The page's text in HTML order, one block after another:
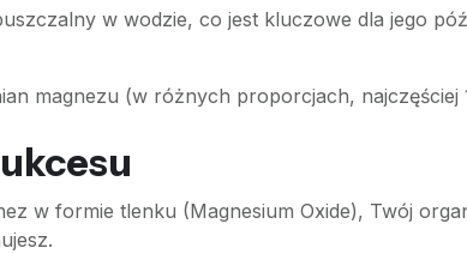
w wodzie, co jest kluczowe dla jego
magnezu (w różnych proporcjach, najczęściej
w formie tlenku (Magnesium Oxide), Twój